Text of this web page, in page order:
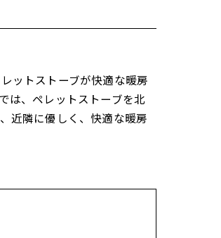
ットストーブが快適な暖房
は、ペレットストーブを北
近隣に優しく、快適な暖房